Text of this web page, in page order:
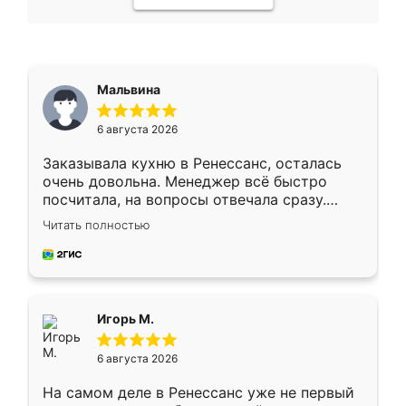
Мальвина
6 августа 2026
Заказывала кухню в Ренессанс, осталась
очень довольна. Менеджер всё быстро
посчитала, на вопросы отвечала сразу.
Замерщик приехал в субботу, подошёл к
делу со всей ответственностью. Собрали
за день, ребята работали аккуратно, даже
Читать полностью
Игорь М.
6 августа 2026
На самом деле в Ренессанс уже не первый